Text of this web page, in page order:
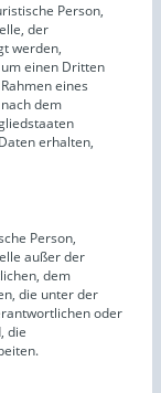
Person,
der
werden,
einen Dritten
eines
dem
erhalten,
Person,
außer der
dem
die unter der
oder
die